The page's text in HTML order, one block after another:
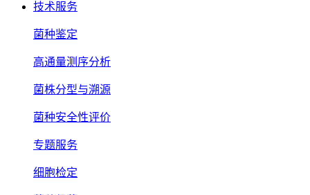
技术服务
菌种鉴定
高通量测序分析
菌株分型与溯源
菌种安全性评价
专题服务
细胞检定